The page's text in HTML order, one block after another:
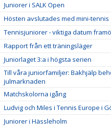
Juniorer i SALK Open
Hösten avslutades med mini-tennis
Tennisjuniorer - viktiga datum
Rapport från ett träningsläger
Juniorlaget 3:a i högsta serien
Till våra juniorfamiljer: Bakhjälp
julmarknaden
Matchskolorna igång
Ludvig och Miles i Tennis Europe i
Juniorer i Hässleholm